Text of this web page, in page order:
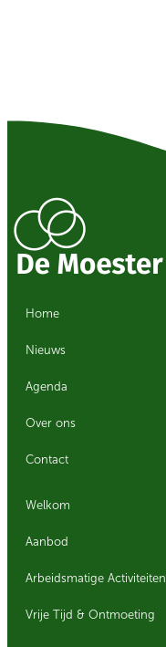
Home
Nieuws
Agenda
Over ons
Contact
Welkom
Aanbod
Arbeidsmatige Activiteiten
Vrije Tijd & Ontmoeting